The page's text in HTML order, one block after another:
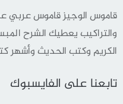
قاموس الوجيز قاموس عربي
والتراكيب يعطيك الشرح
الكريم وكتب الحديث وأشهر
تابعنا على الفايسبوك